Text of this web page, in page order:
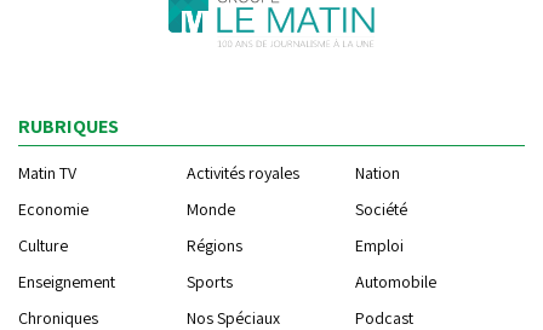
RUBRIQUES
Matin TV Activités royales
Nation
Economie
Monde
Société
Culture
Régions
Emploi
Enseignement
Sports
Automobile
Chroniques
Nos Spéciaux Podcast